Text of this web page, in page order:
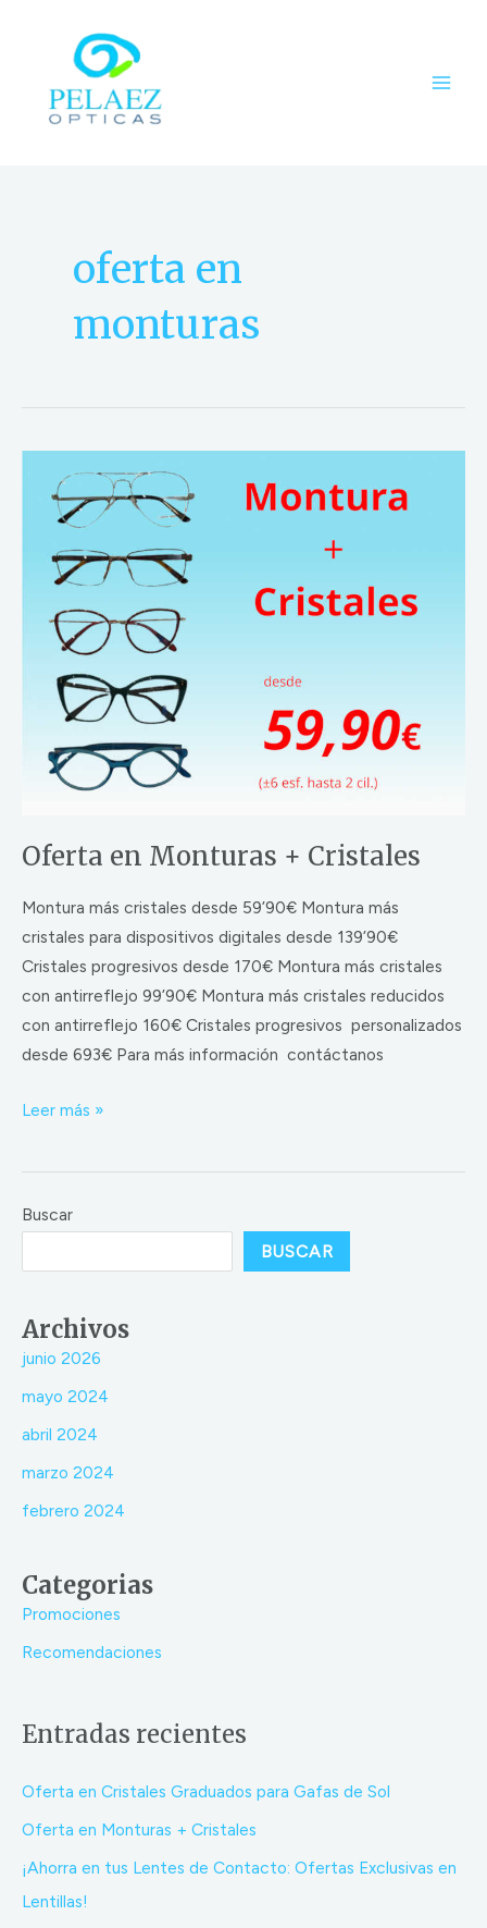
contenido
oferta en
monturas
Oferta en Monturas + Cristales
Montura más cristales desde 59’90€ Montura más
cristales para dispositivos digitales desde 139’90€
Cristales progresivos desde 170€ Montura más cristales
con antirreflejo 99’90€ Montura más cristales reducidos
con antirreflejo 160€ Cristales progresivos personalizados
desde 693€ Para más información contáctanos
Monturas
Cristales
Leer más »
Buscar
BUSCAR
Archivos
junio 2026
mayo 2024
abril 2024
marzo 2024
febrero 2024
Categorias
Promociones
Recomendaciones
Entradas recientes
Oferta en Cristales Graduados para Gafas de Sol
Oferta en Monturas + Cristales
¡Ahorra en tus Lentes de Contacto: Ofertas Exclusivas en
Lentillas!